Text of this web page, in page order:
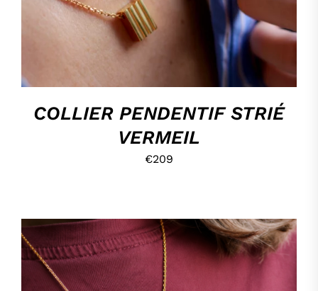
COLLIER PENDENTIF STRIÉ
VERMEIL
€209